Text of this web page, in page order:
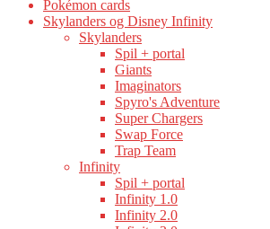
Pokémon cards
Skylanders og Disney Infinity
Skylanders
Spil + portal
Giants
Imaginators
Spyro's Adventure
Super Chargers
Swap Force
Trap Team
Infinity
Spil + portal
Infinity 1.0
Infinity 2.0